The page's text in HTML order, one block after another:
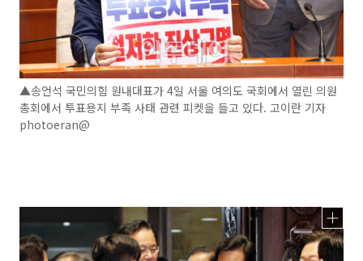
▲송언석 국민의힘 원내대표가 4일 서울 여의도 국회에서 열린 의원
총회에서 투표용지 부족 사태 관련 피켓을 들고 있다. 고이란 기자
photoeran@